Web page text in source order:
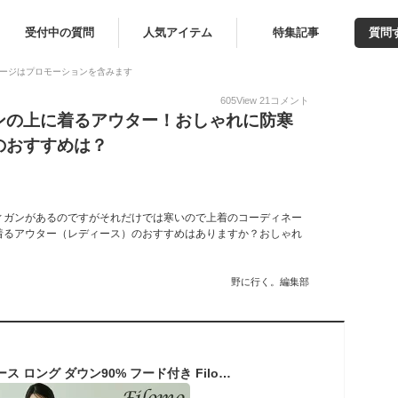
受付中の質問 人気アイテム 特集記事 質問
ジはプロモーションを含みます
605View 21 コメント
上に着るアウター！おしゃれに防寒
すすめは？
ンがあるのですがそれだけでは寒いので上着のコーディネー
アウター（レディース）のおすすめはありますか？おしゃれ
野に行く。編集部
ダウンコート レディース ロング ダウン90% フード付き Filomo 100cm ダウン コート 超ロング丈 ロングコート ロング丈コート ブラック 冬 アウター ギフト プレゼント 5F (2499r)